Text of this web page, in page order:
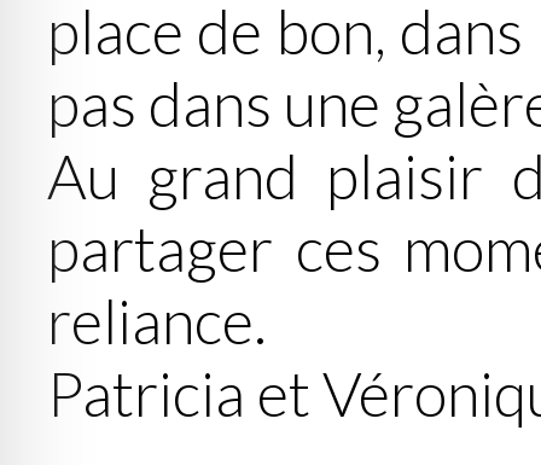
place de bon,
pas dans une
Au grand plaisir
partager ces
reliance.
Patricia et